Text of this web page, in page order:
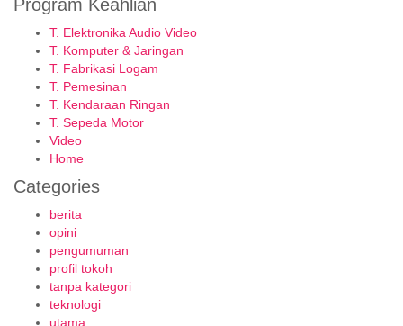
Program Keahlian
T. Elektronika Audio Video
T. Komputer & Jaringan
T. Fabrikasi Logam
T. Pemesinan
T. Kendaraan Ringan
T. Sepeda Motor
Video
Home
Categories
berita
opini
pengumuman
profil tokoh
tanpa kategori
teknologi
utama